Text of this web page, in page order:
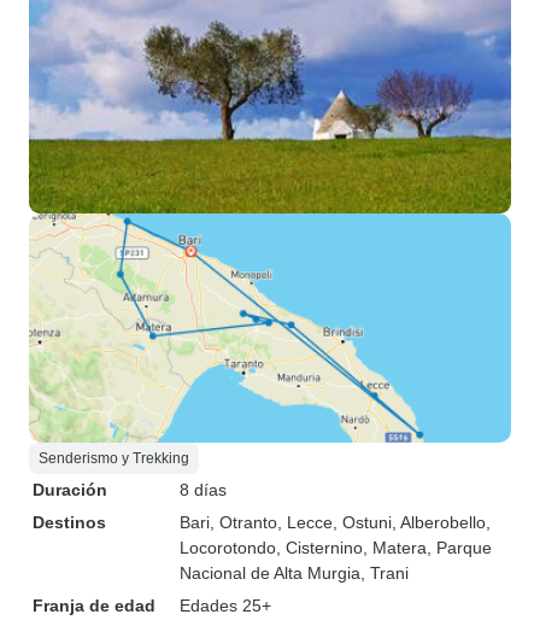
Senderismo y Trekking
Duración
8 días
Destinos
Bari , Otranto , Lecce , Ostuni , Alberobello
Locorotondo , Cisternino , Matera , Parque
Nacional de Alta Murgia , Trani
Franja de edad
Edades 25+